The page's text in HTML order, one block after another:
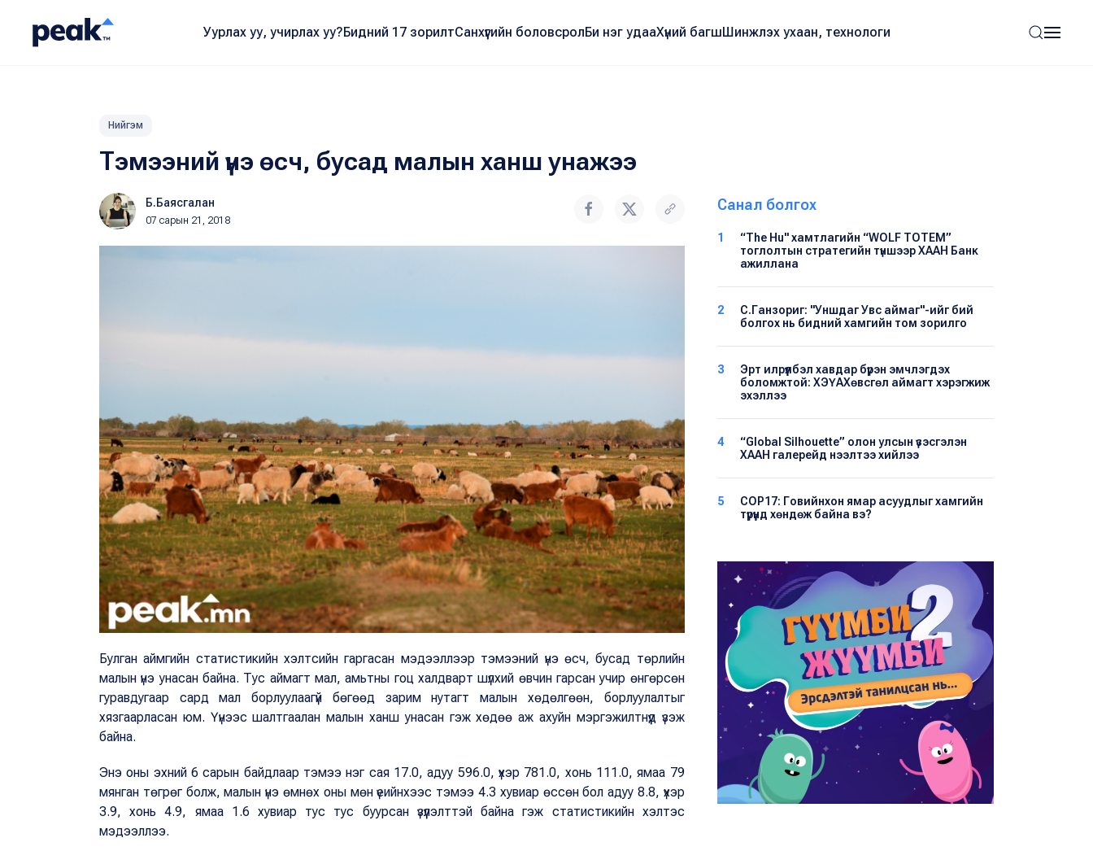
Уурлах уу, учирлах уу?Бидний 17 зорилтСанхүүгийн боловсролБи нэг удааХүний багшШинжлэх ухаан, технологи
Нийгэм
Тэмээний үнэ өсч, бусад малын ханш унажээ
Б.Баясгалан
07 сарын 21, 2018
Булган аймгийн статистикийн хэлтсийн гаргасан мэдээллээр тэмээний үнэ өсч, бусад төрлийн
малын үнэ унасан байна. Тус аймагт мал, амьтны гоц халдварт шүлхий өвчин гарсан учир өнгөрсөн
гуравдугаар сард мал борлуулаагүй бөгөөд зарим нутагт малын хөдөлгөөн, борлуулалтыг
хязгаарласан юм. Үүнээс шалтгаалан малын ханш унасан гэж хөдөө аж ахуйн мэргэжилтнүүд үзэж
байна.
Энэ оны эхний 6 сарын байдлаар тэмээ нэг сая 17.0, адуу 596.0, үхэр 781.0, хонь 111.0, ямаа 79
мянган төгрөг болж, малын үнэ өмнөх оны мөн үеийнхээс тэмээ 4.3 хувиар өссөн бол адуу 8.8, үхэр
3.9, хонь 4.9, ямаа 1.6 хувиар тус тус буурсан үзүүлэлттэй байна гэж статистикийн хэлтэс
мэдээллээ.
Санал болгох
1
“The Hu" хамтлагийн “WOLF TOTEM”
тоглолтын стратегийн түншээр ХААН Банк
ажиллана
2
С.Ганзориг: "Уншдаг Увс аймаг"-ийг бий
болгох нь бидний хамгийн том зорилго
3
Эрт илрүүлбэл хавдар бүрэн эмчлэгдэх
боломжтой: ХЭҮА​Хөвсгөл аймагт хэрэгжиж
эхэллээ
4
“Global Silhouette” олон улсын үзэсгэлэн
ХААН галерейд нээлтээ хийлээ
5
COP17: Говийнхон ямар асуудлыг хамгийн
түрүүнд хөндөж байна вэ?